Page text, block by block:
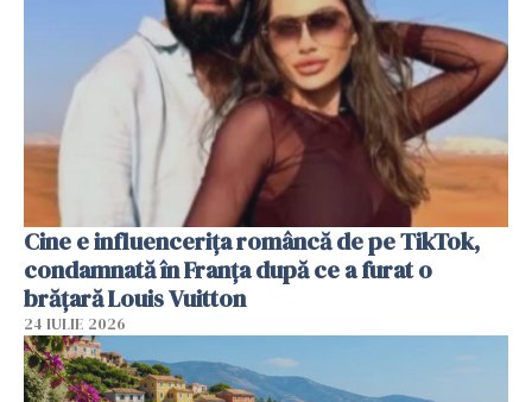
Cine e influencerița româncă de pe TikTok,
condamnată în Franța după ce a furat o
brățară Louis Vuitton
24 IULIE 2026